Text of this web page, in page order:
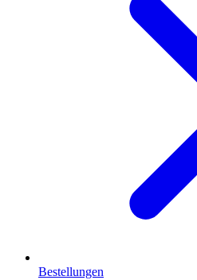
Bestellungen